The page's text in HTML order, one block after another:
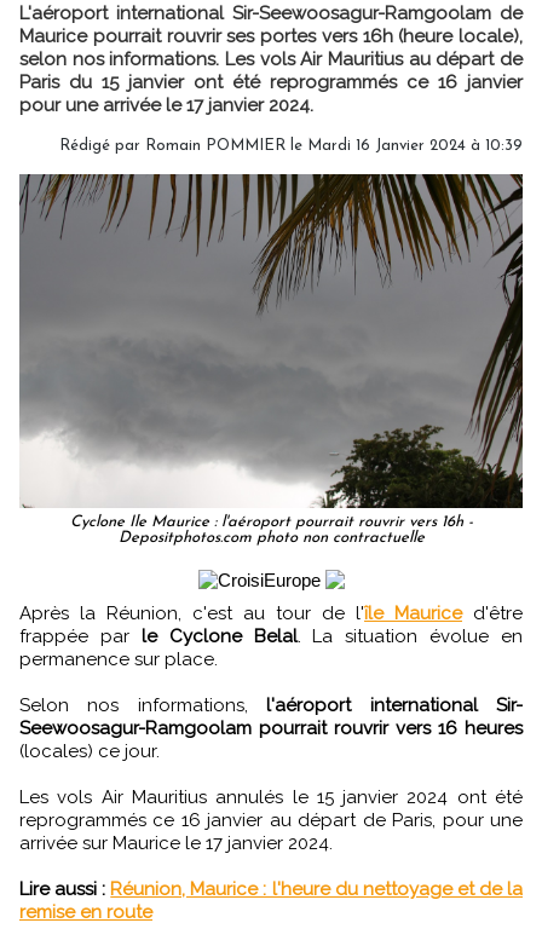
L'aéroport international Sir-Seewoosagur-Ramgoolam de
Maurice pourrait rouvrir ses portes vers 16h (heure locale),
selon nos informations. Les vols Air Mauritius au départ de
Paris du 15 janvier ont été reprogrammés ce 16 janvier
pour une arrivée le 17 janvier 2024.
Rédigé par Romain POMMIER le Mardi 16 Janvier 2024 à 10:39
Cyclone Ile Maurice : l'aéroport pourrait rouvrir vers 16h -
Depositphotos.com photo non contractuelle
Après la Réunion, c'est au tour de l'île Mauriced'être
frappée par le Cyclone Belal. La situation évolue en
permanence sur place.
Selon nos informations,l'aéroport international Sir-
Seewoosagur-Ramgoolam pourrait rouvrir vers 16 heures
(locales) ce jour.
Les vols Air Mauritius annulés le 15 janvier 2024 ont été
reprogrammés ce 16 janvier au départ de Paris, pour une
arrivée sur Maurice le 17 janvier 2024.
Lire aussi : Réunion, Maurice : l'heure du nettoyage et de la
remise en route